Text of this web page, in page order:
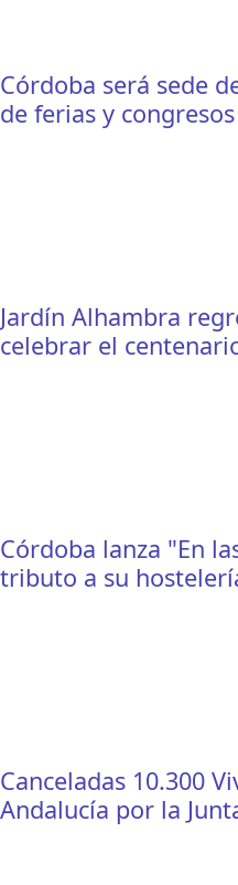
Córdoba será sede
de ferias y congresos
Jardín Alhambra
celebrar el
Córdoba lanza "En
tributo a su
Canceladas 10.300
Andalucía por la